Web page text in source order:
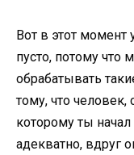
Вот в этот момент
пусто, потому что
обрабатывать
тому, что
которому ты
адекватно, вдруг